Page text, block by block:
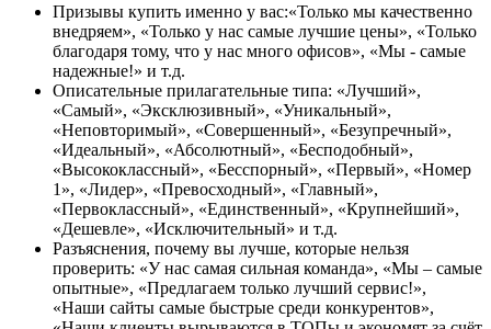
Призывы купить именно у вас:«Только мы качественно
внедряем», «Только у нас самые лучшие цены», «Только
благодаря тому, что у нас много офисов», «Мы - самые
надежные!» и т.д.
Описательные прилагательные типа: «Лучший»,
«Самый», «Эксклюзивный», «Уникальный»,
«Неповторимый», «Совершенный», «Безупречный»,
«Идеальный», «Абсолютный», «Бесподобный»,
«Высококлассный», «Бесспорный», «Первый», «Номер
1», «Лидер», «Превосходный», «Главный»,
«Первоклассный», «Единственный», «Крупнейший»,
«Дешевле», «Исключительный» и т.д.
Разъяснения, почему вы лучше, которые нельзя
проверить: «У нас самая сильная команда», «Мы – самые
опытные», «Предлагаем только лучший сервис!»,
«Наши сайты самые быстрые среди конкурентов»,